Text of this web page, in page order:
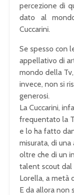
percezione di
dato al
Cuccarini.
Se spesso con
appellativo di
mondo della
invece, non si
generosi.
La Cuccarini,
frequentato la
e lo ha fatto
misurata, di
oltre che di un
talent scout dal
Lorella, a metà
E da allora non